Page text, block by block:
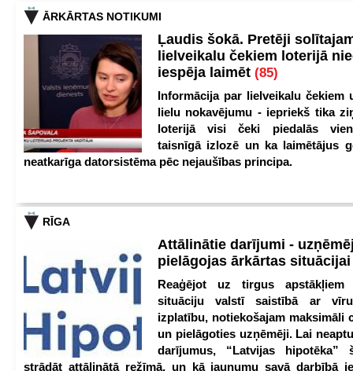
ĀRKĀRTAS NOTIKUMI
Ļaudis šokā. Pretēji
lielveikalu čekiem loterijā
iespēja laimēt (85)
Informācija par lielveikalu čekiem
lielu nokavējumu - iepriekš tika
loterijā visi čeki piedalās
taisnīgā izlozē un ka laimētājus
neatkarīga datorsistēma pēc nejaušības principa.
RĪGA
Attālinātie darījumi -
pielāgojas ārkārtas
Reaģējot uz tirgus apstākļiem
situāciju valstī saistībā ar
izplatību, notiekošajam maksimāli
un pielāgoties uzņēmēji. Lai
darījumus, “Latvijas hipotēka”
strādāt attālinātā režīmā, un kā jaunumu savā darbībā